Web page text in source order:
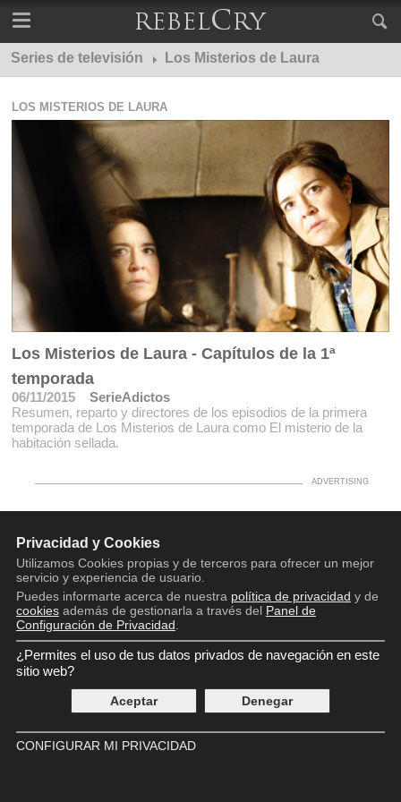
Series de televisión Los Misterios de Laura
LOS MISTERIOS DE LAURA
Los Misterios de Laura - Capítulos de la 1ª
temporada
06/11/2015
SerieAdictos
Resumen, reparto y directores de los episodios de la primera
temporada de Los Misterios de Laura como El misterio de la
habitación sellada.
Copyright © 2016 - 2026
Aviso legal
Política de privacidad
Política de cookies
Panel de Control de Privacidad
Contácto
Privacidad y Cookies
Utilizamos Cookies propias y de terceros para ofrecer un mejor
servicio y experiencia de usuario.
Puedes informarte acerca de nuestra política de privacidad y de
cookiesademás de gestionarla a través del Panel de
Configuración de Privacidad
¿Permites el uso de tus datos privados de navegación en este
sitio web?
Aceptar Denegar
CONFIGURAR MI PRIVACIDAD